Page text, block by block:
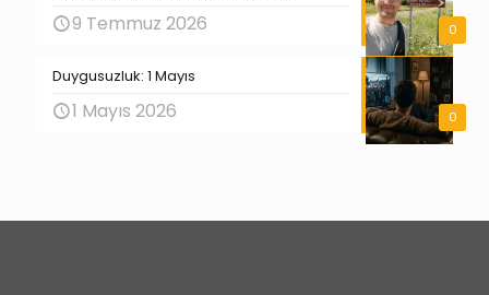
0
9 Temmuz 2026
0
Duygusuzluk: 1 Mayıs
1 Mayıs 2026